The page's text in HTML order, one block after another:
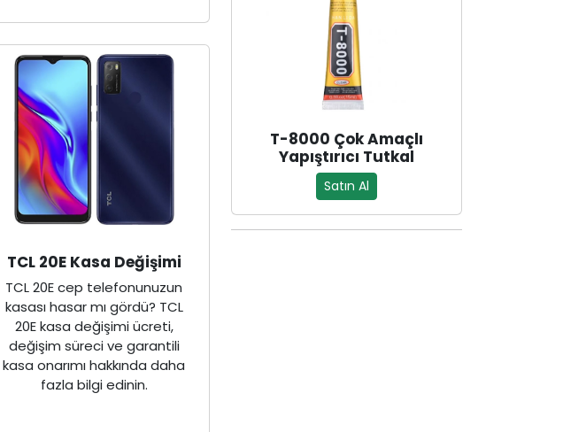
TCL 20E Kasa Değişimi
TCL 20E cep telefonunuzun
kasası hasar mı gördü? TCL
20E kasa değişimi ücreti,
değişim süreci ve garantili
kasa onarımı hakkında daha
fazla bilgi edinin.
T-8000 Çok Amaçlı
Yapıştırıcı Tutkal
Satın Al